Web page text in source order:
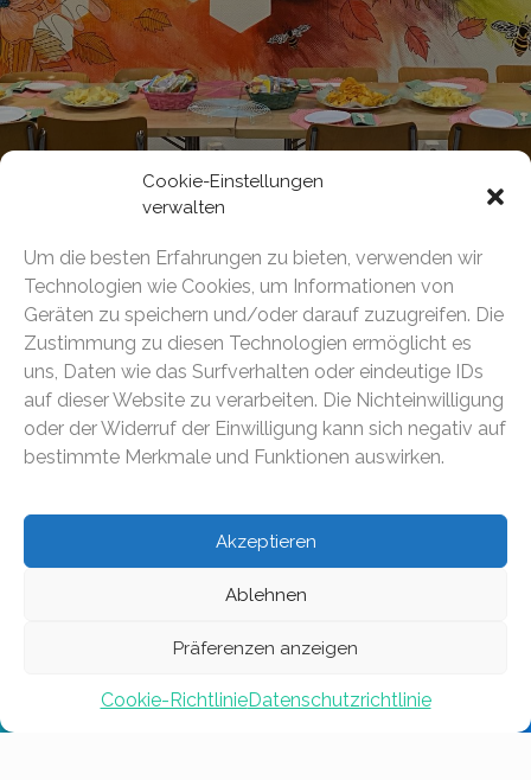
Cookie-Einstellungen
verwalten
Um die besten Erfahrungen zu bieten, verwenden wir
Technologien wie Cookies, um Informationen von
Geräten zu speichern und/oder darauf zuzugreifen. Die
Zustimmung zu diesen Technologien ermöglicht es
uns, Daten wie das Surfverhalten oder eindeutige IDs
auf dieser Website zu verarbeiten. Die Nichteinwilligung
oder der Widerruf der Einwilligung kann sich negativ auf
bestimmte Merkmale und Funktionen auswirken.
Akzeptieren
Ablehnen
Präferenzen anzeigen
Cookie-RichtlinieDatenschutzrichtlinie
Genève
Fribourg
Lausanne